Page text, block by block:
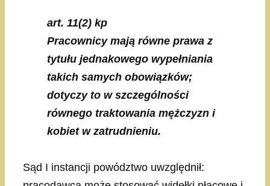
art. 11(2) kp
Pracownicy mają równe prawa z
tytułu jednakowego wypełniania
takich samych obowiązków;
dotyczy to w szczególności
równego traktowania mężczyzn i
kobiet w zatrudnieniu.
Sąd I instancji powództwo uwzględnił: